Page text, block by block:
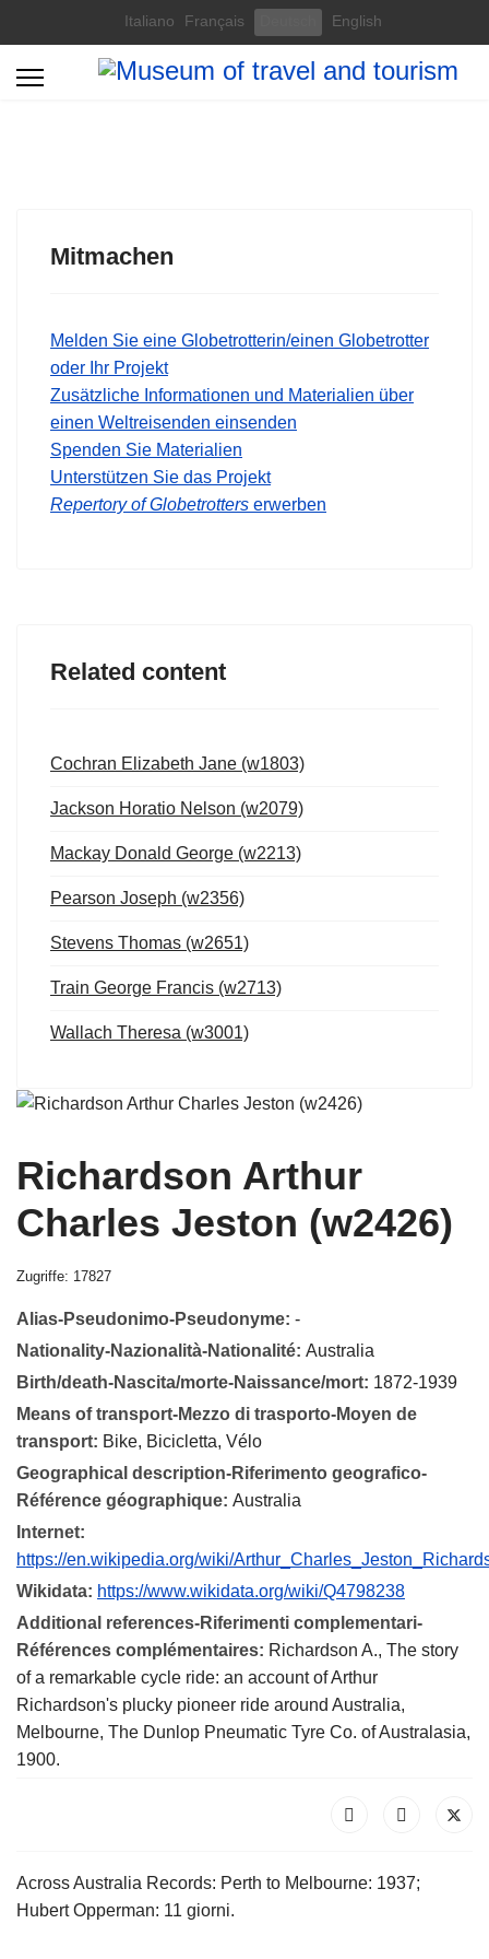
Select your language
Italiano Français English
Mitmachen
Melden Sie eine Globetrotterin/einen Globetrotter
oder Ihr Projekt
Zusätzliche Informationen und Materialien über
einen Weltreisenden einsenden
Spenden Sie Materialien
Unterstützen Sie das Projekt
Repertory of Globetrotters erwerben
Related content
Cochran Elizabeth Jane (w1803)
Jackson Horatio Nelson (w2079)
Mackay Donald George (w2213)
Pearson Joseph (w2356)
Stevens Thomas (w2651)
Train George Francis (w2713)
Wallach Theresa (w3001)
Richardson Arthur
Charles Jeston (w2426)
Zugriffe: 17827
Alias-Pseudonimo-Pseudonyme: -
Nationality-Nazionalità-Nationalité: Australia
Birth/death-Nascita/morte-Naissance/mort: 1872-1939
Means of transport-Mezzo di trasporto-Moyen de
transport: Bike, Bicicletta, Vélo
Geographical description-Riferimento geografico-
Référence géographique: Australia
Internet:
https://en.wikipedia.org/wiki/
Wikidata: https://www.wikidata.org/wiki/Q4798238
Additional references-Riferimenti complementari-
Références complémentaires: Richardson A., The story
of a remarkable cycle ride: an account of Arthur
Richardson's plucky pioneer ride around Australia,
Melbourne, The Dunlop Pneumatic Tyre Co. of Australasia,
1900.
Across Australia Records: Perth to Melbourne: 1937;
Hubert Opperman: 11 giorni.